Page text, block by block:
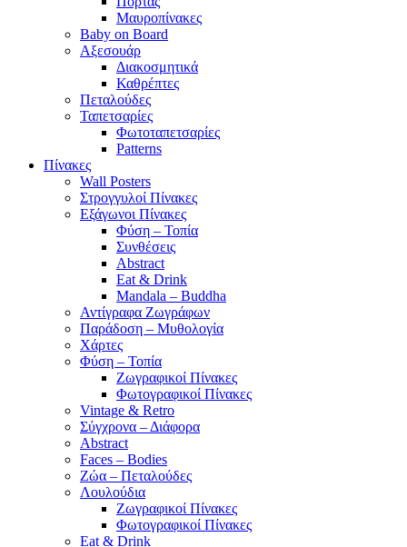
Μαυροπίνακες
Baby on Board
Αξεσουάρ
Διακοσμητικά
Καθρέπτες
Πεταλούδες
Ταπετσαρίες
Φωτοταπετσαρίες
Patterns
Πίνακες
Wall Posters
Στρογγυλοί Πίνακες
Εξάγωνοι Πίνακες
Φύση – Τοπία
Συνθέσεις
Abstract
Eat & Drink
Mandala – Buddha
Αντίγραφα Ζωγράφων
Παράδοση – Μυθολογία
Χάρτες
Φύση – Τοπία
Ζωγραφικοί Πίνακες
Φωτογραφικοί Πίνακες
Vintage & Retro
Σύγχρονα – Διάφορα
Abstract
Faces – Bodies
Ζώα – Πεταλούδες
Λουλούδια
Ζωγραφικοί Πίνακες
Φωτογραφικοί Πίνακες
Eat & Drink